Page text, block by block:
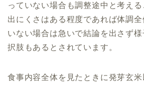
っていない場合も調整途中と考える
出にくさはある程度であれば体調
いない場合は急いで結論を出さず
択肢もあるとされています。
食事内容全体を見たときに発芽玄